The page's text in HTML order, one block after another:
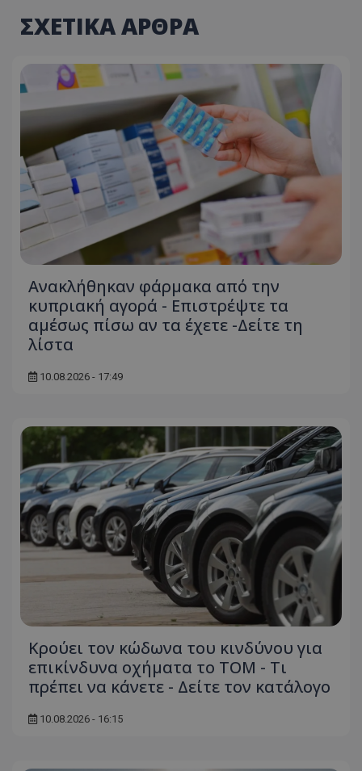
ΣΧΕΤΙΚΑ ΑΡΘΡΑ
Ανακλήθηκαν φάρμακα από την
κυπριακή αγορά - Επιστρέψτε τα
αμέσως πίσω αν τα έχετε -Δείτε τη
λίστα
10.08.2026 - 17:49
Κρούει τον κώδωνα του κινδύνου για
επικίνδυνα οχήματα το ΤΟΜ - Τι
πρέπει να κάνετε - Δείτε τον κατάλογο
10.08.2026 - 16:15